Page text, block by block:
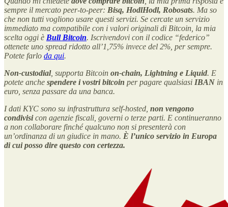
sempre il mercato peer-to-peer: Bisq, HodlHodl, Robosats. Ma so
che non tutti vogliono usare questi servizi. Se cercate un servizio
immediato ma compatibile con i valori originali di Bitcoin, la mia
scelta oggi è Bull Bitcoin. Iscrivendovi con il codice “federico”
ottenete uno spread ridotto all’1,75% invece del 2%, per sempre.
Potete farlo da qui.
Non-custodial, supporta Bitcoin on-chain, Lightning e Liquid. E
potete anche spendere i vostri bitcoin per pagare qualsiasi IBAN in
euro, senza passare da una banca.
I dati KYC sono su infrastruttura self-hosted, non vengono
condivisicon agenzie fiscali, governi o terze parti. E continueranno
a non collaborare finché qualcuno non si presenterà con
un’ordinanza di un giudice in mano. È l’unico servizio in Europa
di cui posso dire questo con certezza.